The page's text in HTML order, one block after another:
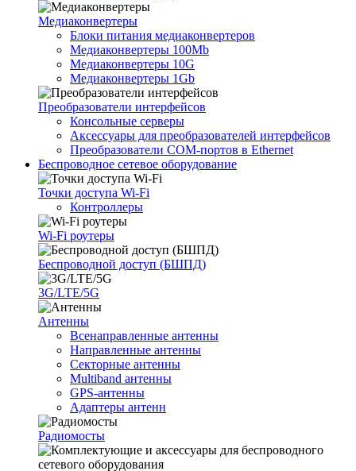
Медиаконвертеры
Блоки питания медиаконвертеров
Медиаконвертеры 100Mb
Медиаконвертеры 10G
Медиаконвертеры 1Gb
Преобразователи интерфейсов
Консольные серверы
Аксессуары для преобразователей интерфейсов
Преобразователи COM-портов в Ethernet
Беспроводное сетевое оборудование
Точки доступа Wi-Fi
Контроллеры
Wi-Fi роутеры
Беспроводной доступ (БШПД)
3G/LTE/5G
Антенны
Всенаправленные антенны
Направленные антенны
Секторные антенны
Multiband антенны
GPS-антенны
Адаптеры антенн
Радиомосты